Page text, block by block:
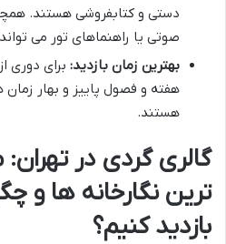
دستی و کتابفروشی هستند.
صوتی یا راهنماهای تور می
بهترین زمان بازدید: برای دوری
هفته و فصول پاییز و بهار زمان
هستند.
گالری گردی در
ترین نگارخانه ها و
بازدید کنیم؟